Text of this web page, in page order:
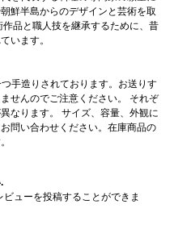
鮮半島からのデザインと芸術を取
品と職人技を継承するために、昔
います。
手造りされております。お送りす
せんのでご注意ください。 それぞ
なります。 サイズ、容量、外観に
問い合わせください。在庫商品の
ューを投稿することができま